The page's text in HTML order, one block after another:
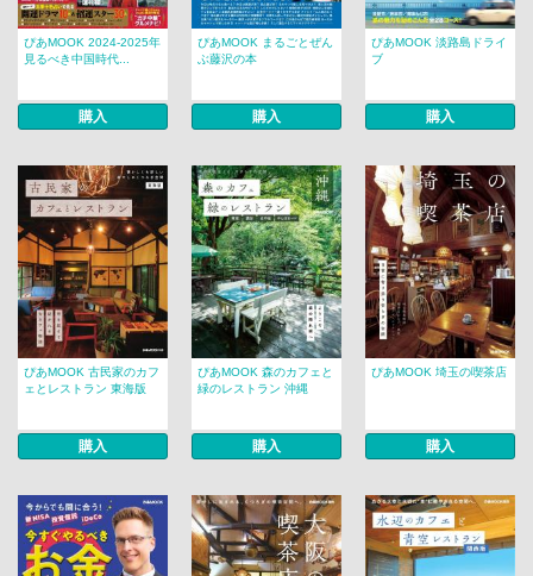
ぴあMOOK 2024-2025年
見るべき中国時代...
購入
ぴあMOOK まるごとぜん
ぶ藤沢の本
購入
ぴあMOOK 淡路島ドライ
ブ
購入
ぴあMOOK 古民家のカフ
ェとレストラン 東海版
購入
ぴあMOOK 森のカフェと
緑のレストラン 沖縄
購入
ぴあMOOK 埼玉の喫茶店
購入